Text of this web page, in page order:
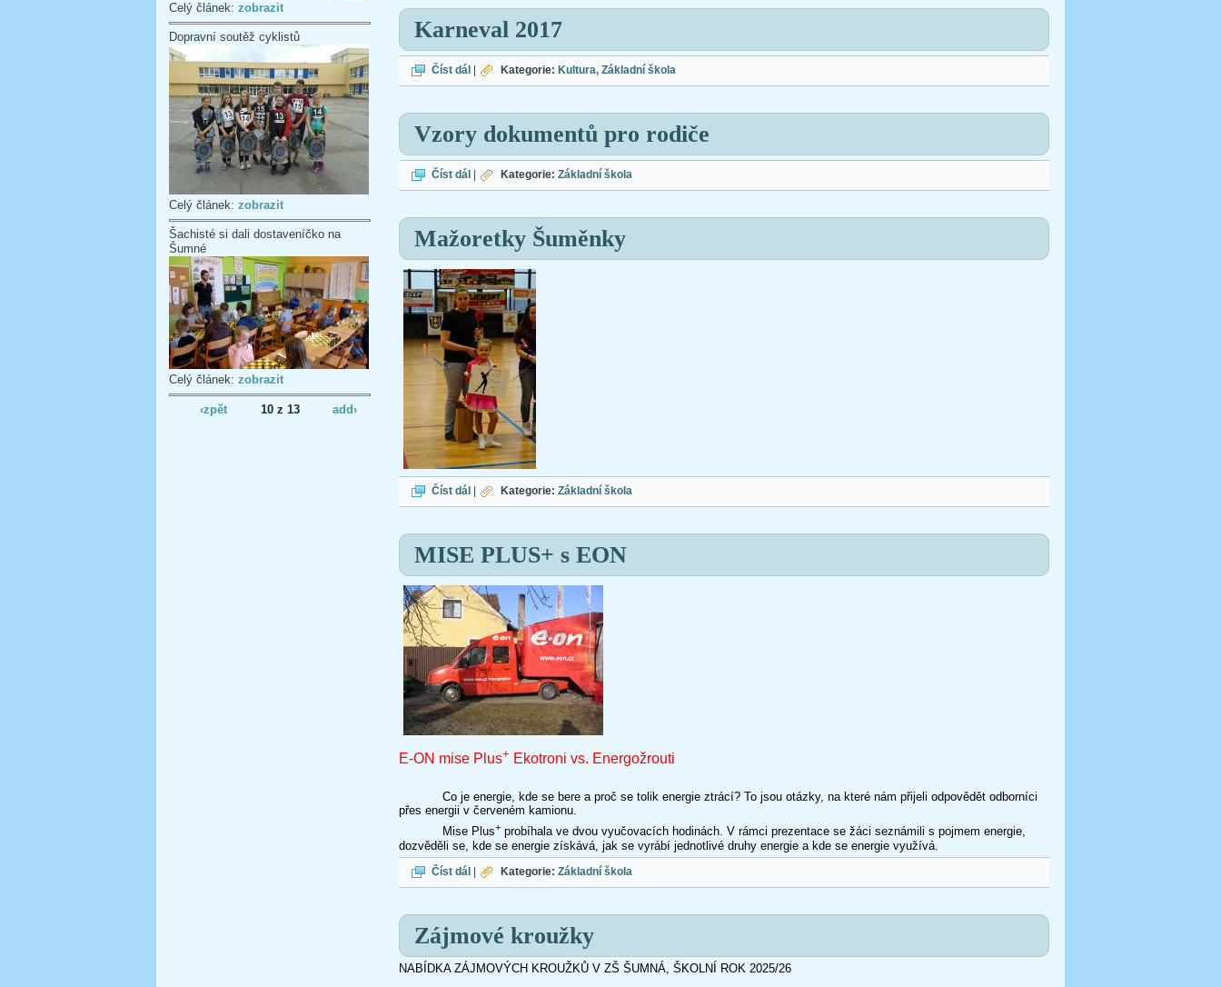
Celý článek: zobrazit
Dopravní soutěž cyklistů
Celý článek: zobrazit
Šachisté si dali dostaveníčko na
Šumné
Celý článek: zobrazit
‹zpět 10 z 13 add›
Karneval 2017
Číst dál Karneval 2017
Kategorie: Kultura Základní škola
Vzory dokumentů pro rodiče
Číst dál Vzory dokumentů pro rodiče
Kategorie: Základní škola
Mažoretky Šuměnky
Číst dál Mažoretky Šuměnky
Kategorie: Základní škola
MISE PLUS+ s EON
E-ON mise Plus+ Ekotroni vs. Energožrouti
Co je energie, kde se bere a proč se tolik energie ztrácí? To jsou otázky, na které nám přijeli odpovědět odborníci
přes energii v červeném kamionu.
Mise Plus+ probíhala ve dvou vyučovacích hodinách. V rámci prezentace se žáci seznámili s pojmem energie,
dozvěděli se, kde se energie získává, jak se vyrábí jednotlivé druhy energie a kde se energie využívá.
Číst dál MISE PLUS+ s EON
Kategorie: Základní škola
Zájmové kroužky
NABÍDKA ZÁJMOVÝCH KROUŽKŮ V ZŠ ŠUMNÁ, ŠKOLNÍ ROK 2025/26